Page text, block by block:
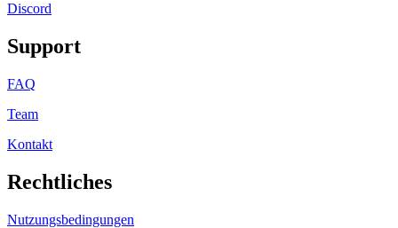
Discord
Support
FAQ
Team
Kontakt
Rechtliches
Nutzungsbedingungen